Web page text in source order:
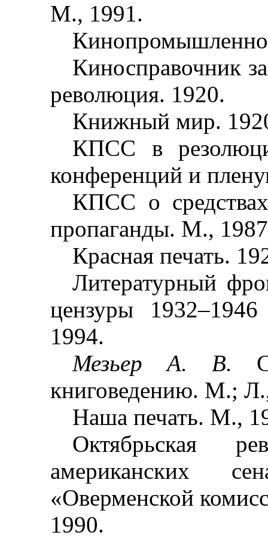
М., 1991.
Киносправочник
революция. 1920.
Книжный мир.
КПСС в
конференций и
КПСС о
пропаганды. М.,
Красная печать.
Литературный
цензуры 1932–
1994.
Мезьер А. В.
книговедению. М.;
Наша печать. М.,
Октябрьская
американских
«Оверменской
1990.